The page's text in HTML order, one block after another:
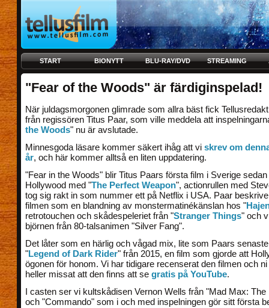
START BIONYTT BLU-RAY/DVD STREAMING
"Fear of the Woods" är färdiginspelad!
När juldagsmorgonen glimrade som allra bäst fick
från regissören Titus Paar, som ville meddela att
the Woods" nu är avslutade.
Minnesgoda läsare kommer säkert ihåg att vi skrev om
år, och här kommer alltså en liten uppdatering.
"Fear in the Woods" blir Titus Paars första film i Sverige
Hollywood med "The Perfect Weapon", actionrullen med
tog sig rakt in som nummer ett på Netflix i USA. Paar
filmen som en blandning av monstermatinékänslan hos "
retrotouchen och skådespeleriet från "Stranger Things" och
björnen från 80-talsanimen "Silver Fang".
Det låter som en härlig och vågad mix, lite som Paars
"Legend of Dark Rider" från 2015, en film som gjorde att
ögonen för honom. Vi har tidigare recenserat den filmen och
heller missat att den finns att se gratis på YouTube.
I casten ser vi kultskådisen Vernon Wells från "Mad Max: The
och "Commando" som i och med inspelningen gör sitt första